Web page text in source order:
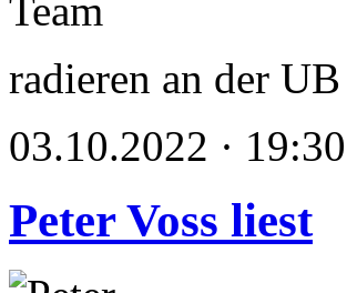
radieren an der
03.10.2022 · 19:30
Peter Voss liest